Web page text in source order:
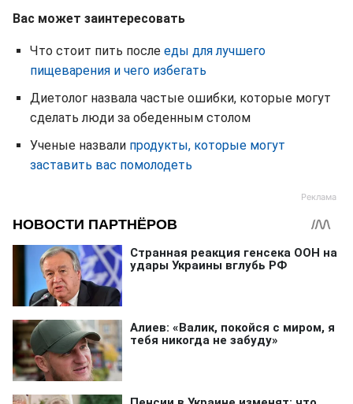
Вас может заинтересовать
Что стоит пить после еды для лучшего
пищеварения и чего избегать
Диетолог назвала частые ошибки, которые могут
сделать люди за обеденным столом
Ученые назвали продукты, которые могут
заставить вас помолодеть